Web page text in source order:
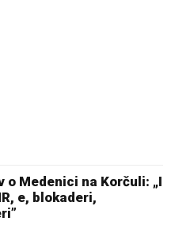
o Medenici na Korčuli: „I
e, blokaderi,